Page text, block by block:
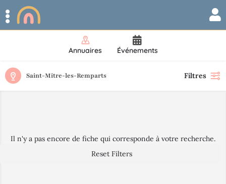
Annuaires Événements
Saint-Mitre-les-Remparts Filtres
Il n'y a pas encore de fiche qui corresponde à votre recherche.
Reset Filters